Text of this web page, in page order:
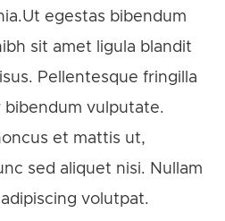
egestas bibendum
sit amet ligula blandit
Pellentesque fringilla
vulputate.
et mattis ut,
sed aliquet nisi. Nullam
volutpat.